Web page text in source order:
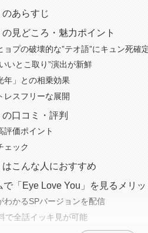
のあらすじ
の見どころ・魅力ポイント
ョプの破壊的な”テオ語”にキュン死確
いとこ取り”演出が新鮮
年」との相乗効果
レスフリーな展開
の口コミ・評判
評価ポイント
ェック
はこんな人におすすめ
で「Eye Love You」を見るメリッ
わかるSPバージョンを配信
で全話イッキ見が可能